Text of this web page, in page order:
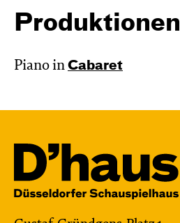
Produktionen
Piano in Cabaret